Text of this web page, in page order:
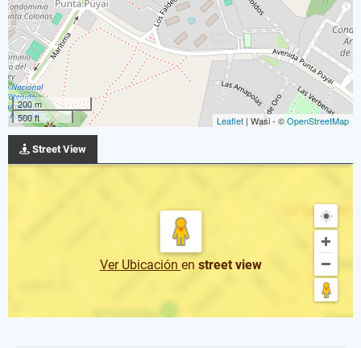
200 m
500 ft
Leaflet | Wasi - ©OpenStreetMap
Street View
Ver Ubicación en street view